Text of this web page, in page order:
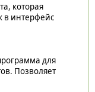
которая
в интерфейс
для
Позволяет